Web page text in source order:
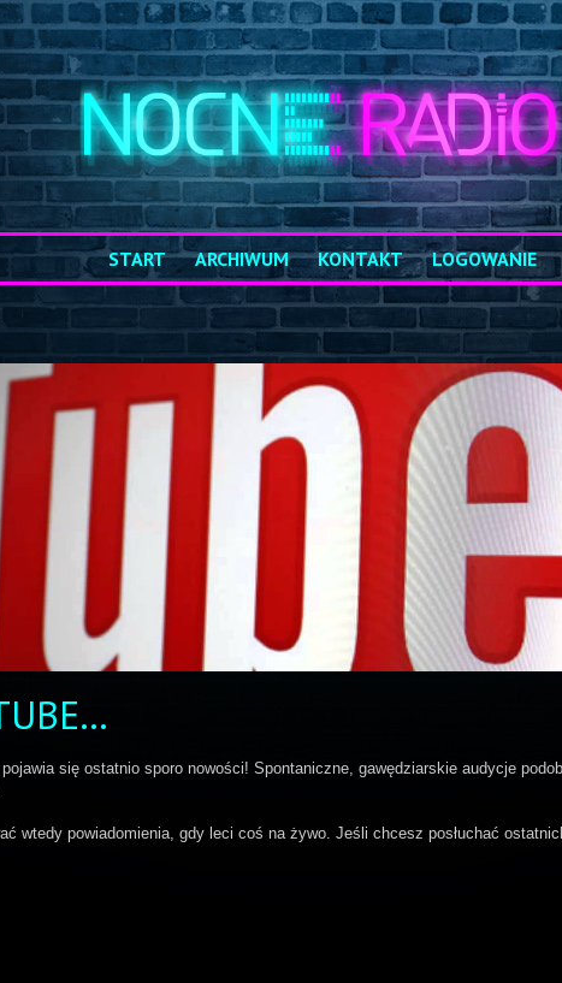
START ARCHIWUM KONTAKT LOGOWANIE
się ostatnio sporo nowości! Spontaniczne, gawędziarskie audycje
wtedy powiadomienia, gdy leci coś na żywo. Jeśli chcesz posłuchać